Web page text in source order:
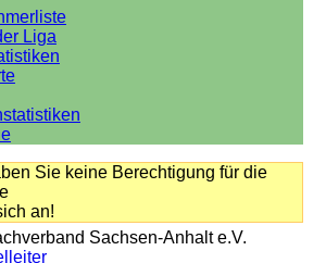
Liga
Sie keine Berechtigung für die
an!
Sachsen-Anhalt e.V.